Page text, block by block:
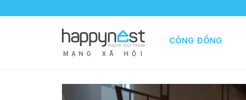
M Ạ N G X Ã H Ộ I
CỘNG ĐỒNG